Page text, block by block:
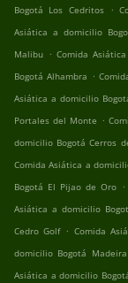
Bogotá Los Cedritos
.
Asiática a domicilio
Malibu . Comida
Bogotá Alhambra .
Asiática a domicilio
Portales del Monte .
domicilio Bogotá Cerros
Comida Asiática a
Bogotá El Pijao de Oro .
Asiática a domicilio
Cedro Golf . Comida
domicilio Bogotá Madeira
Asiática a domicilio